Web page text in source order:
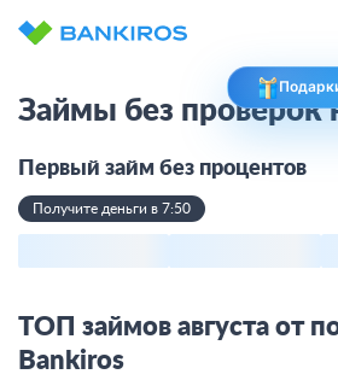
Займы без проверок
Первый займ без процентов
Получите деньги в 7:50
ТОП займов августа от
Bankiros